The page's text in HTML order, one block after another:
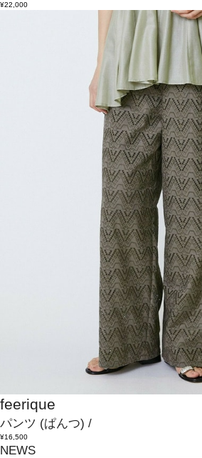
¥22,000
feerique
パンツ (ぱんつ) /
¥16,500
NEWS